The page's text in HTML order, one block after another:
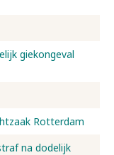
giekongeval
Rotterdam
na dodelijk